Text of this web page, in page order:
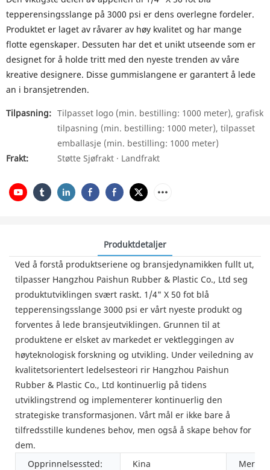
tepperensingsslange på 3000 psi er dens overlegne fordeler.
Produktet er laget av råvarer av høy kvalitet og har mange
flotte egenskaper. Dessuten har det et unikt utseende som er
designet for å holde tritt med den nyeste trenden av våre
kreative designere. Disse gummislangene er garantert å lede
an i bransjetrenden.
Tilpasning: Tilpasset logo (min. bestilling: 1000 meter), grafisk
tilpasning (min. bestilling: 1000 meter), tilpasset
emballasje (min. bestilling: 1000 meter)
Frakt:
Støtte Sjøfrakt · Landfrakt
Produktdetaljer
Ved å forstå produktseriene og bransjedynamikken fullt ut,
tilpasser Hangzhou Paishun Rubber & Plastic Co., Ltd seg
produktutviklingen svært raskt. 1/4" X 50 fot blå
tepperensingsslange 3000 psi er vårt nyeste produkt og
forventes å lede bransjeutviklingen. Grunnen til at
produktene er elsket av markedet er vektleggingen av
høyteknologisk forskning og utvikling. Under veiledning av
kvalitetsorientert ledelsesteori rir Hangzhou Paishun
Rubber & Plastic Co., Ltd kontinuerlig på tidens
utviklingstrend og implementerer kontinuerlig den
strategiske transformasjonen. Vårt mål er ikke bare å
tilfredsstille kundenes behov, men også å skape behov for
dem.
Opprinnelsessted:
Kina